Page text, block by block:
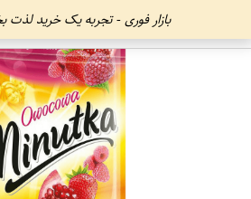
بازار فوری - تجربه یک خرید